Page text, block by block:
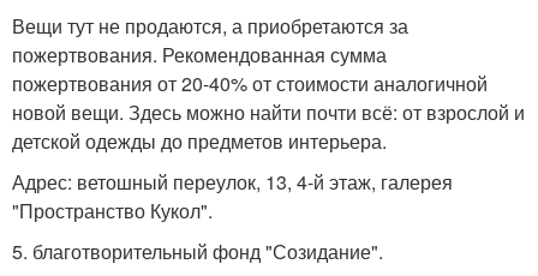
Вещи тут не продаются, а приобретаются за
пожертвования. Рекомендованная сумма
пожертвования от 20-40% от стоимости аналогичной
новой вещи. Здесь можно найти почти всё: от взрослой и
детской одежды до предметов интерьера.
Адрес: ветошный переулок, 13, 4-й этаж, галерея
"Пространство Кукол".
5. благотворительный фонд "Созидание".